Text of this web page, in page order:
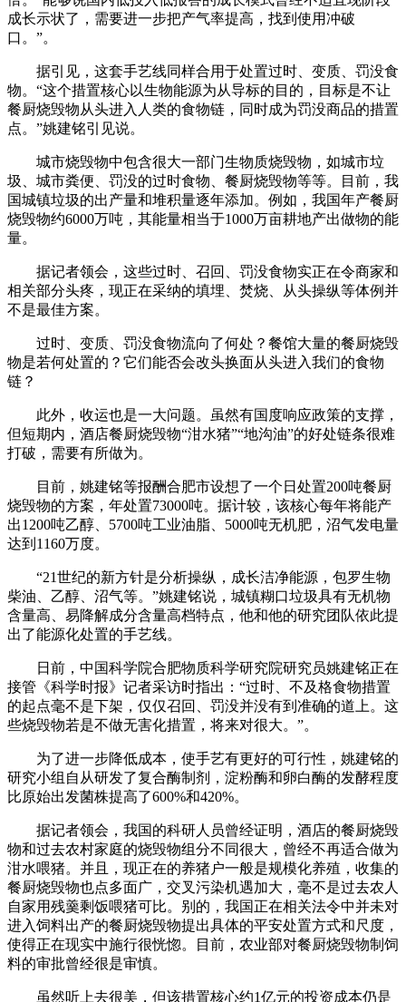
成长示状了，需要进一步把产气率提高，找到使用冲破
口。”。
据引见，这套手艺线同样合用于处置过时、变质、罚没食
物。“这个措置核心以生物能源为从导标的目的，目标是不让
餐厨烧毁物从头进入人类的食物链，同时成为罚没商品的措置
点。”姚建铭引见说。
城市烧毁物中包含很大一部门生物质烧毁物，如城市垃
圾、城市粪便、罚没的过时食物、餐厨烧毁物等等。目前，我
国城镇垃圾的出产量和堆积量逐年添加。例如，我国年产餐厨
烧毁物约6000万吨，其能量相当于1000万亩耕地产出做物的能
量。
据记者领会，这些过时、召回、罚没食物实正在令商家和
相关部分头疼，现正在采纳的填埋、焚烧、从头操纵等体例并
不是最佳方案。
过时、变质、罚没食物流向了何处？餐馆大量的餐厨烧毁
物是若何处置的？它们能否会改头换面从头进入我们的食物
链？
此外，收运也是一大问题。虽然有国度响应政策的支撑，
但短期内，酒店餐厨烧毁物“泔水猪”“地沟油”的好处链条很难
打破，需要有所做为。
目前，姚建铭等报酬合肥市设想了一个日处置200吨餐厨
烧毁物的方案，年处置73000吨。据计较，该核心每年将能产
出1200吨乙醇、5700吨工业油脂、5000吨无机肥，沼气发电量
达到1160万度。
“21世纪的新方针是分析操纵，成长洁净能源，包罗生物
柴油、乙醇、沼气等。”姚建铭说，城镇糊口垃圾具有无机物
含量高、易降解成分含量高档特点，他和他的研究团队依此提
出了能源化处置的手艺线。
日前，中国科学院合肥物质科学研究院研究员姚建铭正在
接管《科学时报》记者采访时指出：“过时、不及格食物措置
的起点毫不是下架，仅仅召回、罚没并没有到准确的道上。这
些烧毁物若是不做无害化措置，将来对很大。”。
为了进一步降低成本，使手艺有更好的可行性，姚建铭的
研究小组自从研发了复合酶制剂，淀粉酶和卵白酶的发酵程度
比原始出发菌株提高了600%和420%。
据记者领会，我国的科研人员曾经证明，酒店的餐厨烧毁
物和过去农村家庭的烧毁物组分不同很大，曾经不再适合做为
泔水喂猪。并且，现正在的养猪户一般是规模化养殖，收集的
餐厨烧毁物也点多面广，交叉污染机遇加大，毫不是过去农人
自家用残羹剩饭喂猪可比。别的，我国正在相关法令中并未对
进入饲料出产的餐厨烧毁物提出具体的平安处置方式和尺度，
使得正在现实中施行很恍惚。目前，农业部对餐厨烧毁物制饲
料的审批曾经很是审慎。
虽然听上去很美，但该措置核心约1亿元的投资成本仍是